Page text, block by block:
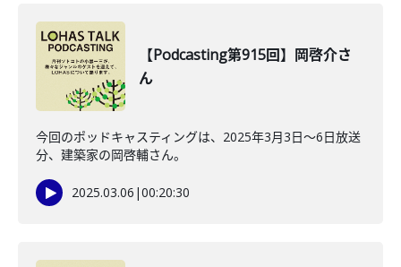
【Podcasting第915回】岡啓介さ
ん
今回のポッドキャスティングは、2025年3月3日～6日放送
分、建築家の岡啓輔さん。
2025.03.06 |00:20:30